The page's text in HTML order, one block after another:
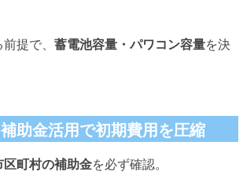
提で、 蓄電池容量・パワコン容量を決
助金活用で初期費用を圧縮
区町村の補助金を必ず確認。